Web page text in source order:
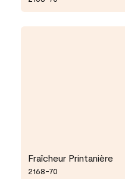
Fraîcheur Printanière
2168-70